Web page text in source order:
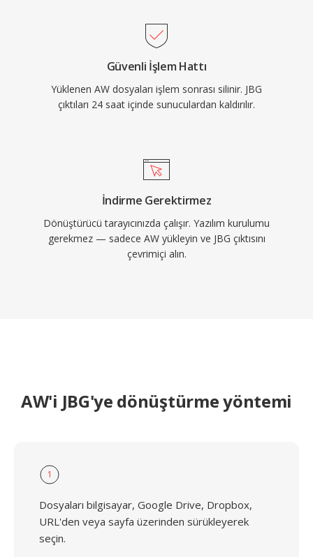
Güvenli İşlem Hattı
Yüklenen AW dosyaları işlem sonrası silinir. JBG
çıktıları 24 saat içinde sunuculardan kaldırılır.
İndirme Gerektirmez
Dönüştürücü tarayıcınızda çalışır. Yazılım kurulumu
gerekmez — sadece AW yükleyin ve JBG çıktısını
çevrimiçi alın.
AW'i JBG'ye dönüştürme yöntemi
1
Dosyaları bilgisayar, Google Drive, Dropbox,
URL'den veya sayfa üzerinden sürükleyerek
seçin.